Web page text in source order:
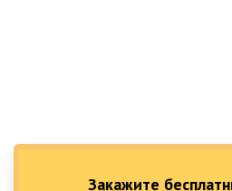
Закажите